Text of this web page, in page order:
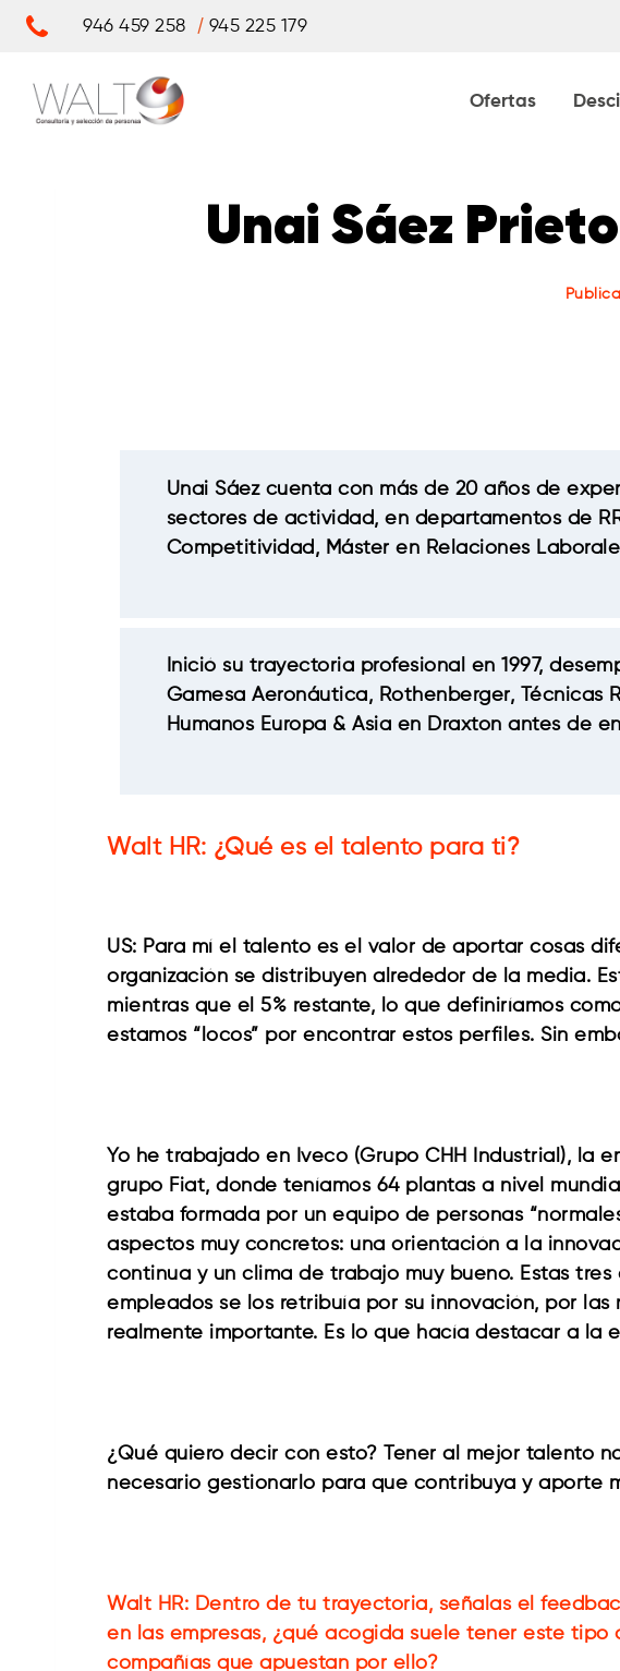
Saltar
946 459 258 / 945 225 179
Ofertas
Unai Sáez
Unai Sáez cuenta con más de 20 años de
sectores de actividad, en departamentos de
Competitividad, Máster en Relaciones
Inició su trayectoria profesional en 1997,
Gamesa Aeronáutica, Rothenberger, Técnicas
Humanos Europa & Asia en Draxton antes de
Walt HR: ¿Qué es el talento para ti?
US: Para mí el talento es el valor de aportar cosas
organización se distribuyen alrededor de la media.
mientras que el 5% restante, lo que definiríamos
estamos “locos” por encontrar estos perfiles. Sin
Yo he trabajado en Iveco (Grupo CHH Industrial), la
grupo Fiat, donde teníamos 64 plantas a nivel
estaba formada por un equipo de personas
aspectos muy concretos: una orientación a la
continua y un clima de trabajo muy bueno. Estas
empleados se los retribuía por su innovación, por
realmente importante. Es lo que hacía destacar a la
¿Qué quiero decir con esto? Tener al mejor talento
necesario gestionarlo para que contribuya y aporte
Walt HR: Dentro de tu trayectoria, señalas el
en las empresas, ¿qué acogida suele tener este
compañías que apuestan por ello?